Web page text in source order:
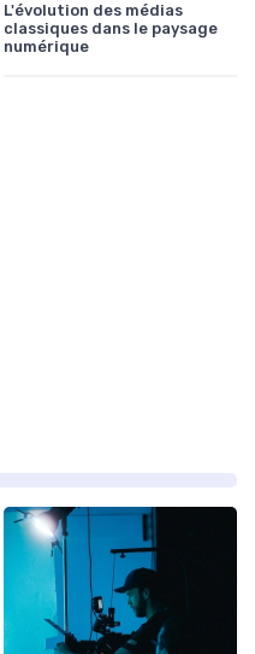
L'évolution des médias
classiques dans le paysage
numérique